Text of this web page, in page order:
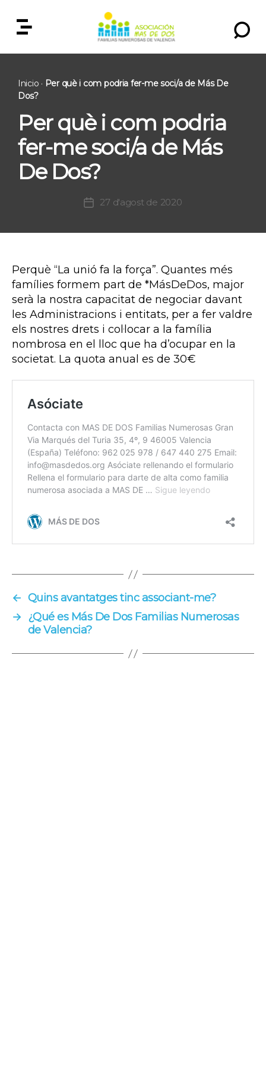
Inicio · Per què i com podria fer-me soci/a de Más De
Dos?
Per què i com podria
fer-me soci/a de Más
De Dos?
Post27 d'agost de 2020
Perquè “La unió fa la força”. Quantes més
famílies formem part de *MásDeDos, major
serà la nostra capacitat de negociar davant
les Administracions i entitats, per a fer valdre
els nostres drets i col·locar a la família
nombrosa en el lloc que ha d’ocupar en la
societat. La quota anual es de 30€
← Quins avantatges tinc associant-me?
→ ¿Qué es Más De Dos Familias Numerosas
de Valencia?